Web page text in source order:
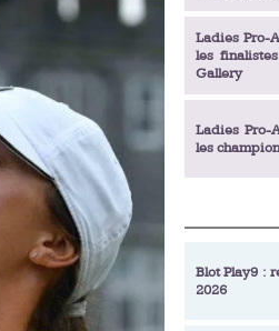
Ladies Pro-
les
Gallery
Ladies Pro-
les
Ladies
décrochent
Enfin un
Blot Play9 :
2026